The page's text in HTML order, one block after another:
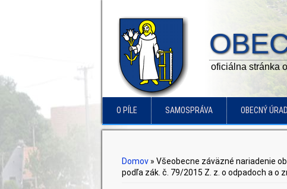
oficiálna stránka
O PÍLE SAMOSPRÁVA OBECNÝ ÚRAD
Nachádzate sa tu
Domov » Všeobecne záväzné nariadenie
podľa zák. č. 79/2015 Z. z. o odpadoch a o